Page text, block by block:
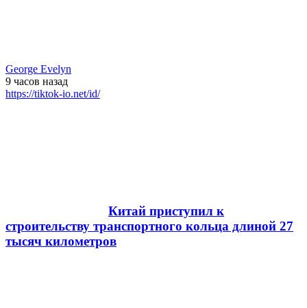
George Evelyn
9 часов назад
https://tiktok-io.net/id/
Китай приступил к
строительству транспортного кольца длиной 27
тысяч километров